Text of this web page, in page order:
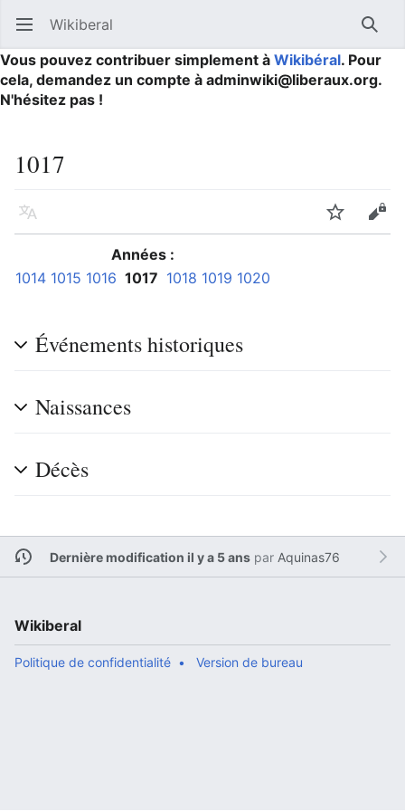
Ouvrir le menu principal Wikiberal
Vous pouvez contribuer simplement à Wikibéral. Pour
cela, demandez un compte à adminwiki@liberaux.org.
N'hésitez pas !
1017
Langue Suivre
Années :
1014 1015 1016 1017 1018 1019 1020
Événements historiques
Naissances
Décès
Dernière modification il y a 5 anspar Aquinas76
Wikiberal
Politique de confidentialité Version de bureau